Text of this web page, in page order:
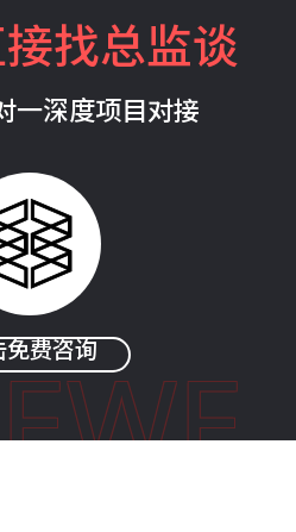
找总监谈
一深度项目对接
免费咨询